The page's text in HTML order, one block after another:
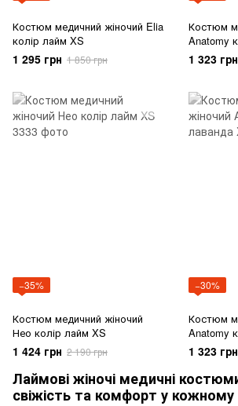
Костюм медичний жіночий Elia
колір лайм XS
1 295 грн 1 850 грн
Костюм
Anatomy
1 323 грн
−35%
Костюм медичний жіночий
Нео колір лайм XS
1 424 грн 2 190 грн
−30%
Костюм
Anatomy
1 323 грн
Лаймові жіночі медичні
свіжість та комфорт у кожному